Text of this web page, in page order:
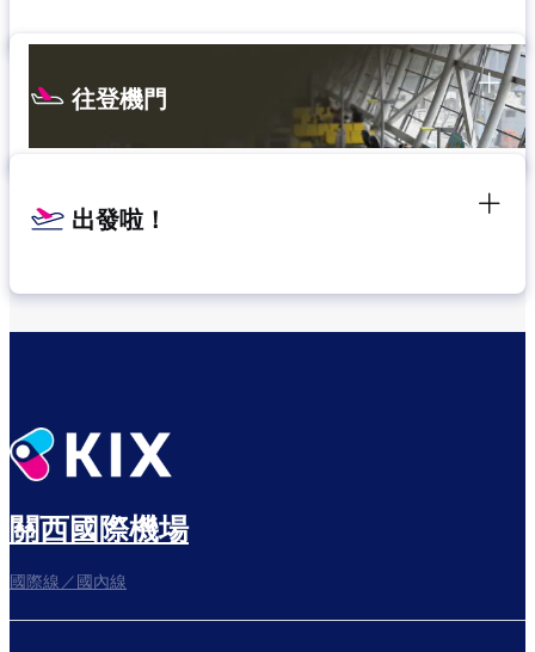
往登機門
出發啦！
關西國際機場
國際線／國內線